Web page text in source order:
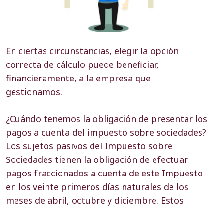
En ciertas circunstancias, elegir la opción
correcta de cálculo puede beneficiar,
financieramente, a la empresa que
gestionamos.
¿Cuándo tenemos la obligación de presentar los
pagos a cuenta del impuesto sobre sociedades?
Los sujetos pasivos del Impuesto sobre
Sociedades tienen la obligación de efectuar
pagos fraccionados a cuenta de este Impuesto
en los veinte primeros días naturales de los
meses de abril, octubre y diciembre. Estos